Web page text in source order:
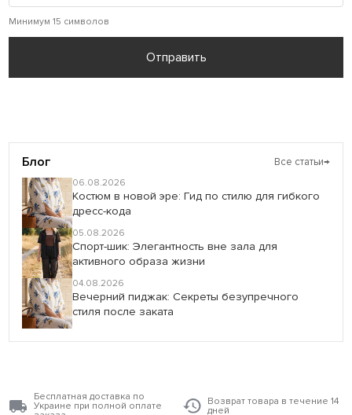
Минимум 15 символов
Отправить
Блог Все статьи→
06.08.2026
Костюм в новой эре: Гид по стилю для гибкого
дресс-кода
05.08.2026
Спорт-шик: Элегантность вне зала для
активного образа жизни
04.08.2026
Вечерний пиджак: Секреты безупречного
стиля после заката
Бесплатная доставка по
Украине при полной оплате
Возврат товара в течение 14
дней